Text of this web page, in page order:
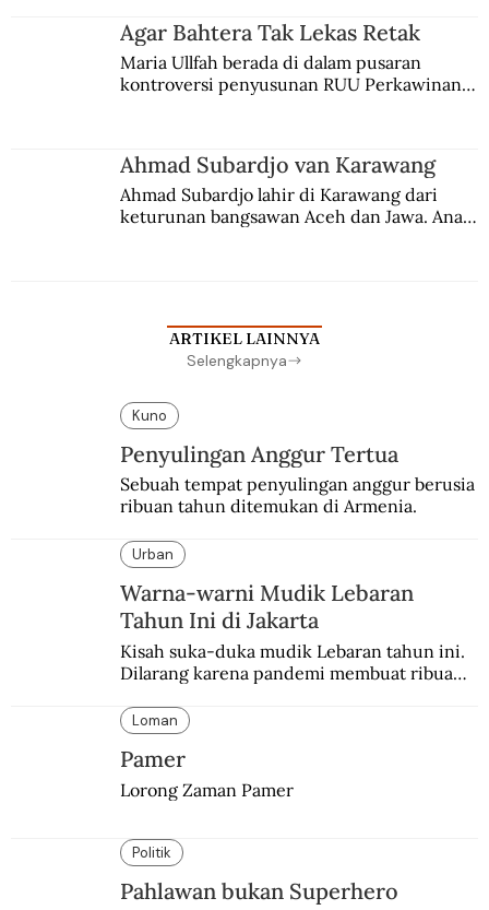
Agar Bahtera Tak Lekas Retak
Maria Ullfah berada di dalam pusaran
kontroversi penyusunan RUU Perkawinan.
Ahmad Subardjo van Karawang
Ahmad Subardjo lahir di Karawang dari
keturunan bangsawan Aceh dan Jawa. Anak
ARTIKEL LAINNYA
Selengkapnya
Kuno
Penyulingan Anggur Tertua
Sebuah tempat penyulingan anggur berusia
ribuan tahun ditemukan di Armenia.
Urban
Warna-warni Mudik Lebaran
Tahun Ini di Jakarta
Kisah suka-duka mudik Lebaran tahun ini.
Dilarang karena pandemi membuat ribuan
kampung lebih awal.
Loman
Pamer
Lorong Zaman Pamer
Politik
Pahlawan bukan Superhero